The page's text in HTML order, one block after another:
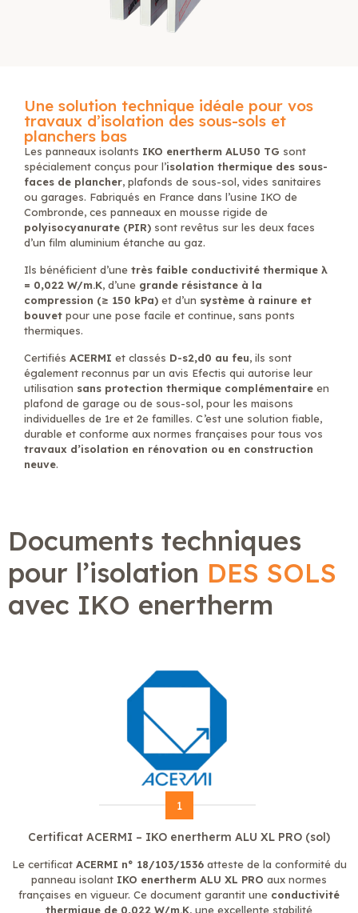
Une solution technique idéale pour vos
travaux d’isolation des sous-sols et
planchers bas
Les panneaux isolants IKO enertherm ALU50 TG sont
spécialement conçus pour l’isolation thermique des sous-
faces de plancher, plafonds de sous-sol, vides sanitaires
ou garages. Fabriqués en France dans l’usine IKO de
Combronde, ces panneaux en mousse rigide de
polyisocyanurate (PIR) sont revêtus sur les deux faces
d’un film aluminium étanche au gaz.
Ils bénéficient d’une très faible conductivité thermique λ
= 0,022 W/m.K, d’une grande résistance à la
compression (≥ 150 kPa) et d’un système à rainure et
bouvet pour une pose facile et continue, sans ponts
thermiques.
Certifiés ACERMI et classés D-s2,d0 au feu, ils sont
également reconnus par un avis Efectis qui autorise leur
utilisation sans protection thermique complémentaire en
plafond de garage ou de sous-sol, pour les maisons
individuelles de 1re et 2e familles. C’est une solution fiable,
durable et conforme aux normes françaises pour tous vos
travaux d’isolation en rénovation ou en construction
neuve.
Documents techniques
pour l’isolation DES SOLS
avec IKO enertherm
1
Certificat ACERMI – IKO enertherm ALU XL PRO (sol)
Le certificat ACERMI n° 18/103/1536atteste de la conformité du
panneau isolant IKO enertherm ALU XL PRO aux normes
françaises en vigueur. Ce document garantit une conductivité
thermique de 0,022 W/m.K, une excellente stabilité